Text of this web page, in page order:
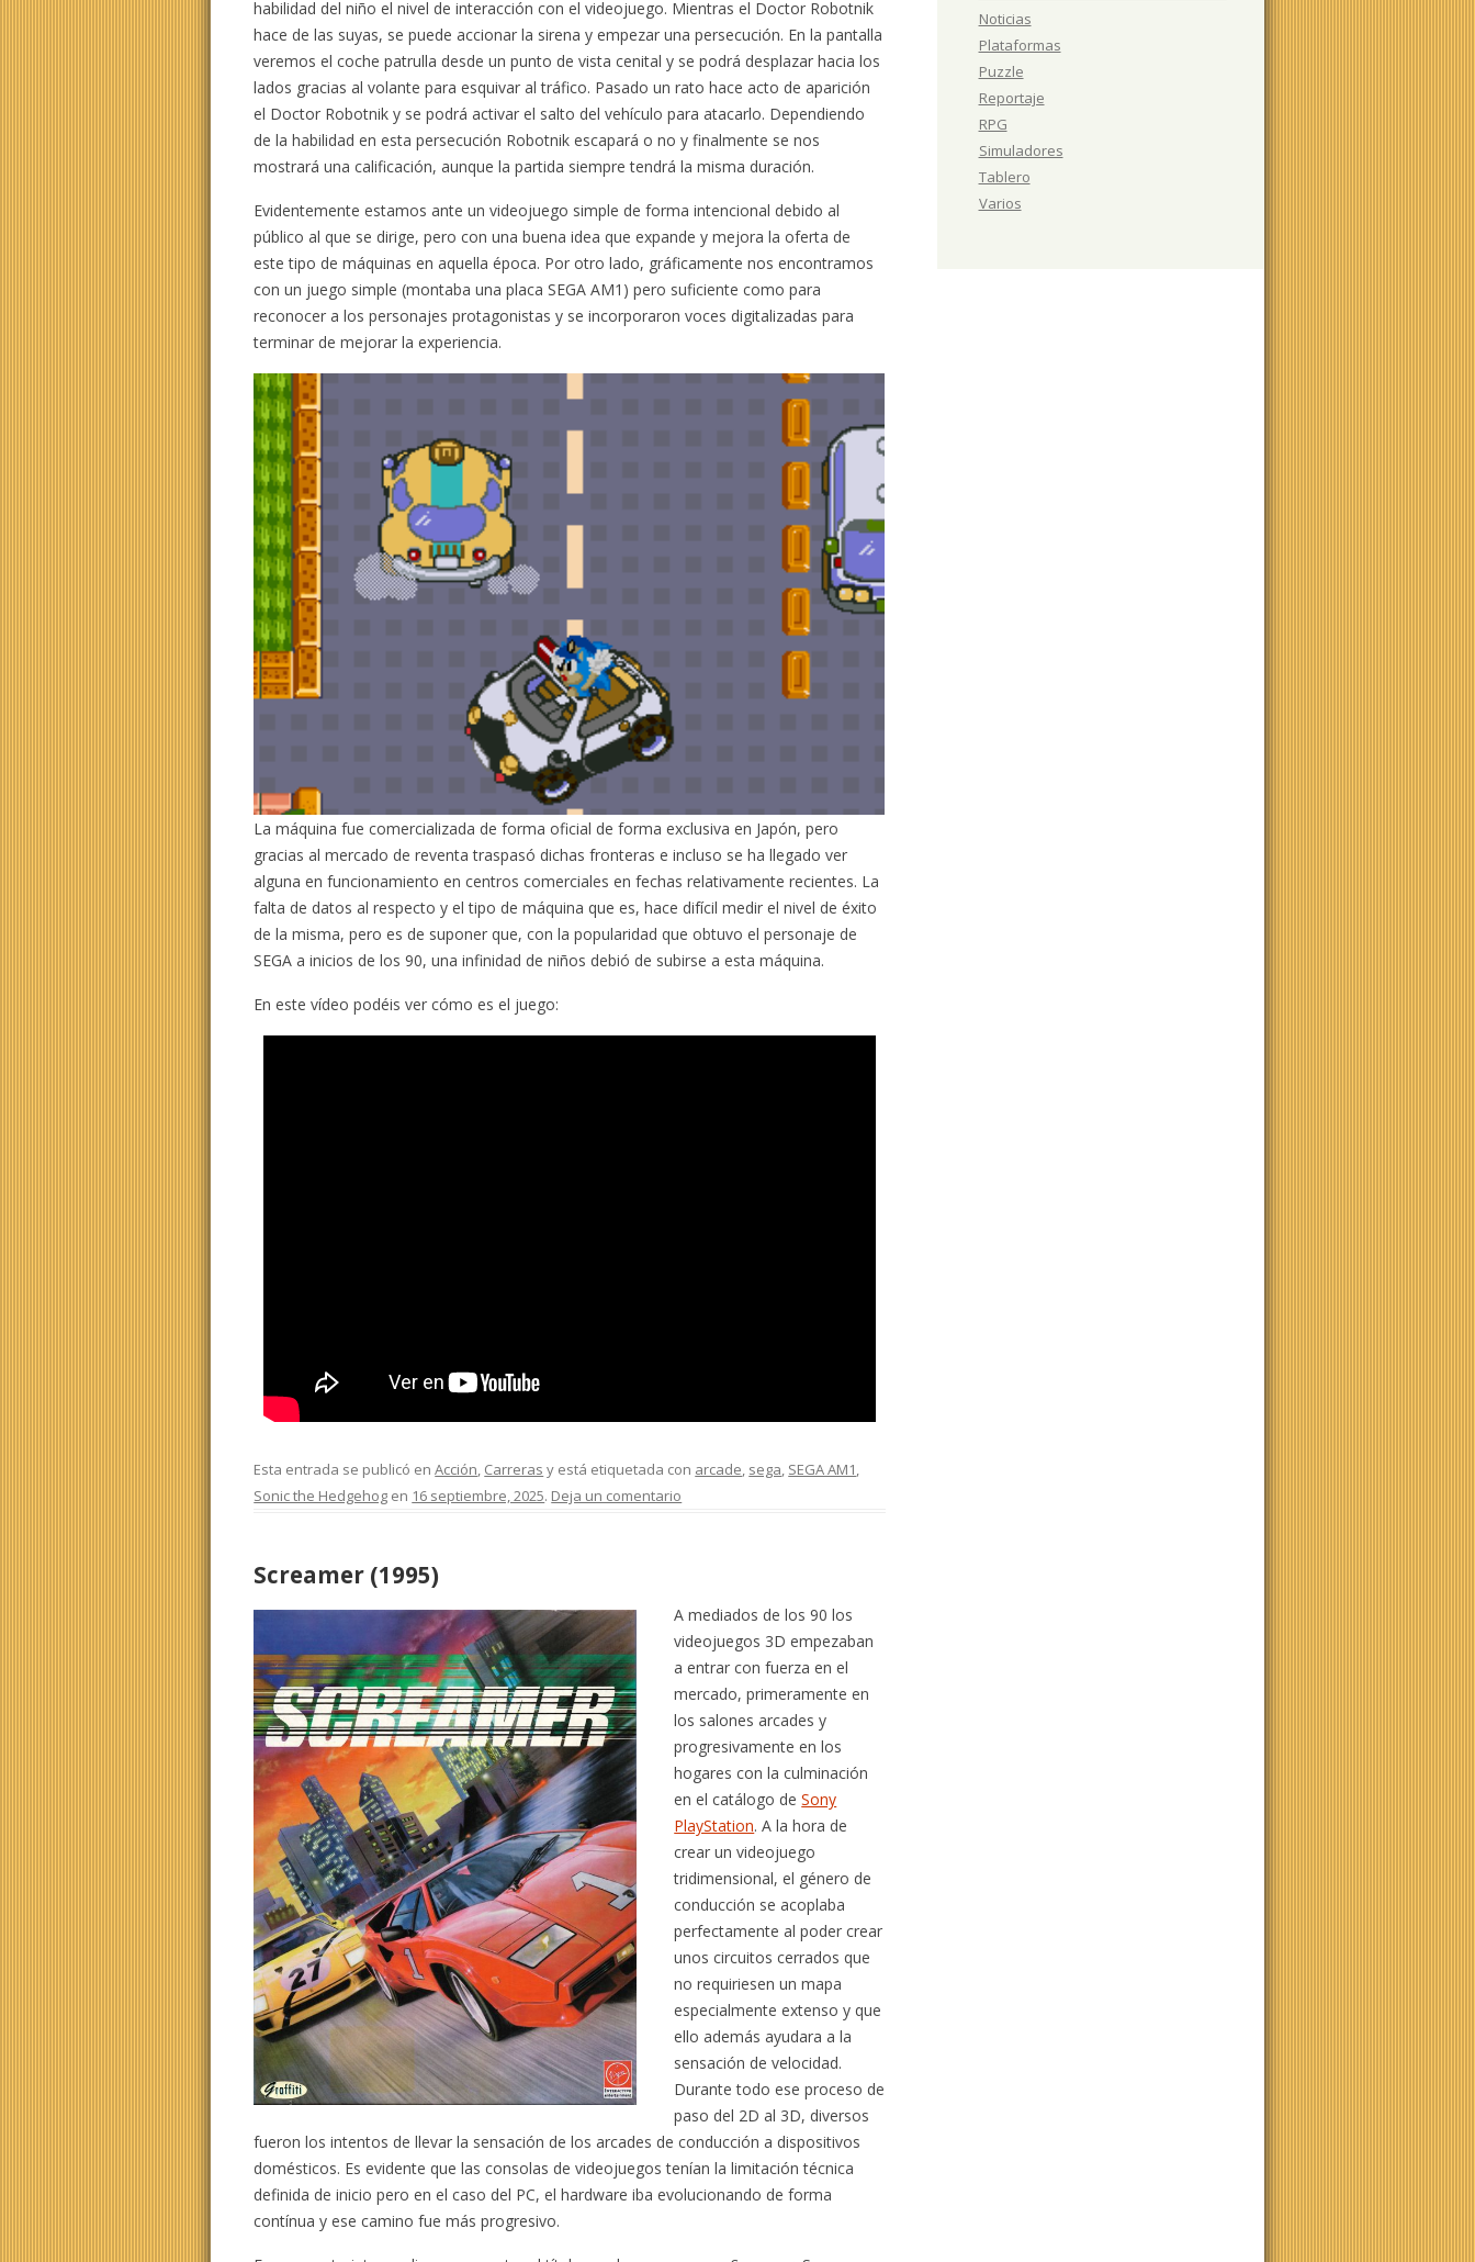
habilidad del niño el nivel de interacción con el videojuego. Mientras el Doctor Robotnik
hace de las suyas, se puede accionar la sirena y empezar una persecución. En la pantalla
veremos el coche patrulla desde un punto de vista cenital y se podrá desplazar hacia los
lados gracias al volante para esquivar al tráfico. Pasado un rato hace acto de aparición
el Doctor Robotnik y se podrá activar el salto del vehículo para atacarlo. Dependiendo
de la habilidad en esta persecución Robotnik escapará o no y finalmente se nos
mostrará una calificación, aunque la partida siempre tendrá la misma duración.
Evidentemente estamos ante un videojuego simple de forma intencional debido al
público al que se dirige, pero con una buena idea que expande y mejora la oferta de
este tipo de máquinas en aquella época. Por otro lado, gráficamente nos encontramos
con un juego simple (montaba una placa SEGA AM1) pero suficiente como para
reconocer a los personajes protagonistas y se incorporaron voces digitalizadas para
terminar de mejorar la experiencia.
La máquina fue comercializada de forma oficial de forma exclusiva en Japón, pero
gracias al mercado de reventa traspasó dichas fronteras e incluso se ha llegado ver
alguna en funcionamiento en centros comerciales en fechas relativamente recientes. La
falta de datos al respecto y el tipo de máquina que es, hace difícil medir el nivel de éxito
de la misma, pero es de suponer que, con la popularidad que obtuvo el personaje de
SEGA a inicios de los 90, una infinidad de niños debió de subirse a esta máquina.
En este vídeo podéis ver cómo es el juego:
Esta entrada se publicó enAcción, Carreras y está etiquetada con arcade, sega, SEGA AM1,
Sonic the Hedgehog en 16 septiembre, 2025. Deja un comentario
Screamer (1995)
A mediados de los 90 los
videojuegos 3D empezaban
a entrar con fuerza en el
mercado, primeramente en
los salones arcades y
progresivamente en los
hogares con la culminación
en el catálogo deSony
PlayStation. A la hora de
crear un videojuego
tridimensional, el género de
conducción se acoplaba
perfectamente al poder crear
unos circuitos cerrados que
no requiriesen un mapa
especialmente extenso y que
ello además ayudara a la
sensación de velocidad.
Durante todo ese proceso de
paso del 2D al 3D, diversos
fueron los intentos de llevar la sensación de los arcades de conducción a dispositivos
domésticos. Es evidente que las consolas de videojuegos tenían la limitación técnica
definida de inicio pero en el caso del PC, el hardware iba evolucionando de forma
contínua y ese camino fue más progresivo.
Noticias
Plataformas
Puzzle
Reportaje
RPG
Simuladores
Tablero
Varios